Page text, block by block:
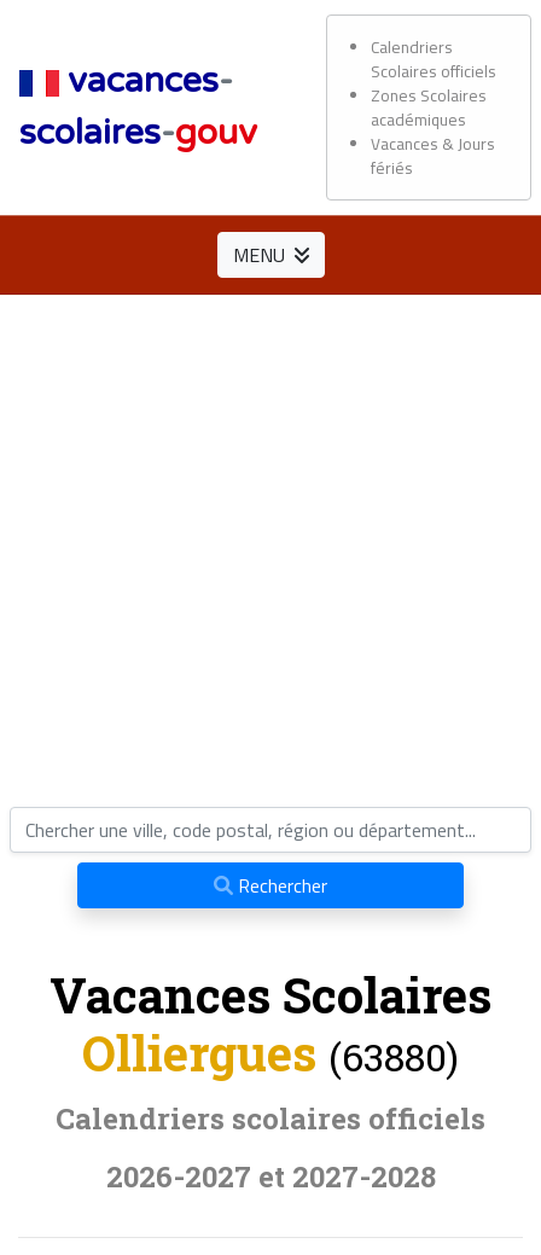
vacances-
scolaires-gouv
Calendriers
Scolaires officiels
Zones Scolaires
académiques
Vacances & Jours
fériés
MENU
Rechercher
Vacances Scolaires
Olliergues (63880)
Calendriers scolaires officiels
2026-2027 et 2027-2028